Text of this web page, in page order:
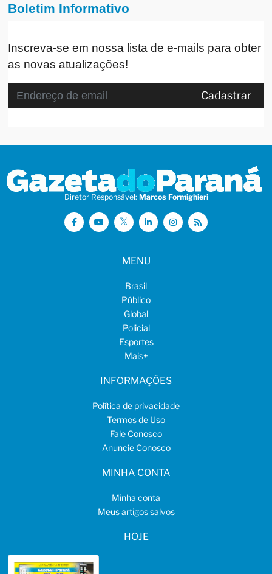
Boletim Informativo
Inscreva-se em nossa lista de e-mails para obter
as novas atualizações!
Cadastrar
Diretor Responsável: Marcos Formighieri
MENU
Brasil
Público
Global
Policial
Esportes
Mais+
INFORMAÇÕES
Política de privacidade
Termos de Uso
Fale Conosco
Anuncie Conosco
MINHA CONTA
Minha conta
Meus artigos salvos
HOJE